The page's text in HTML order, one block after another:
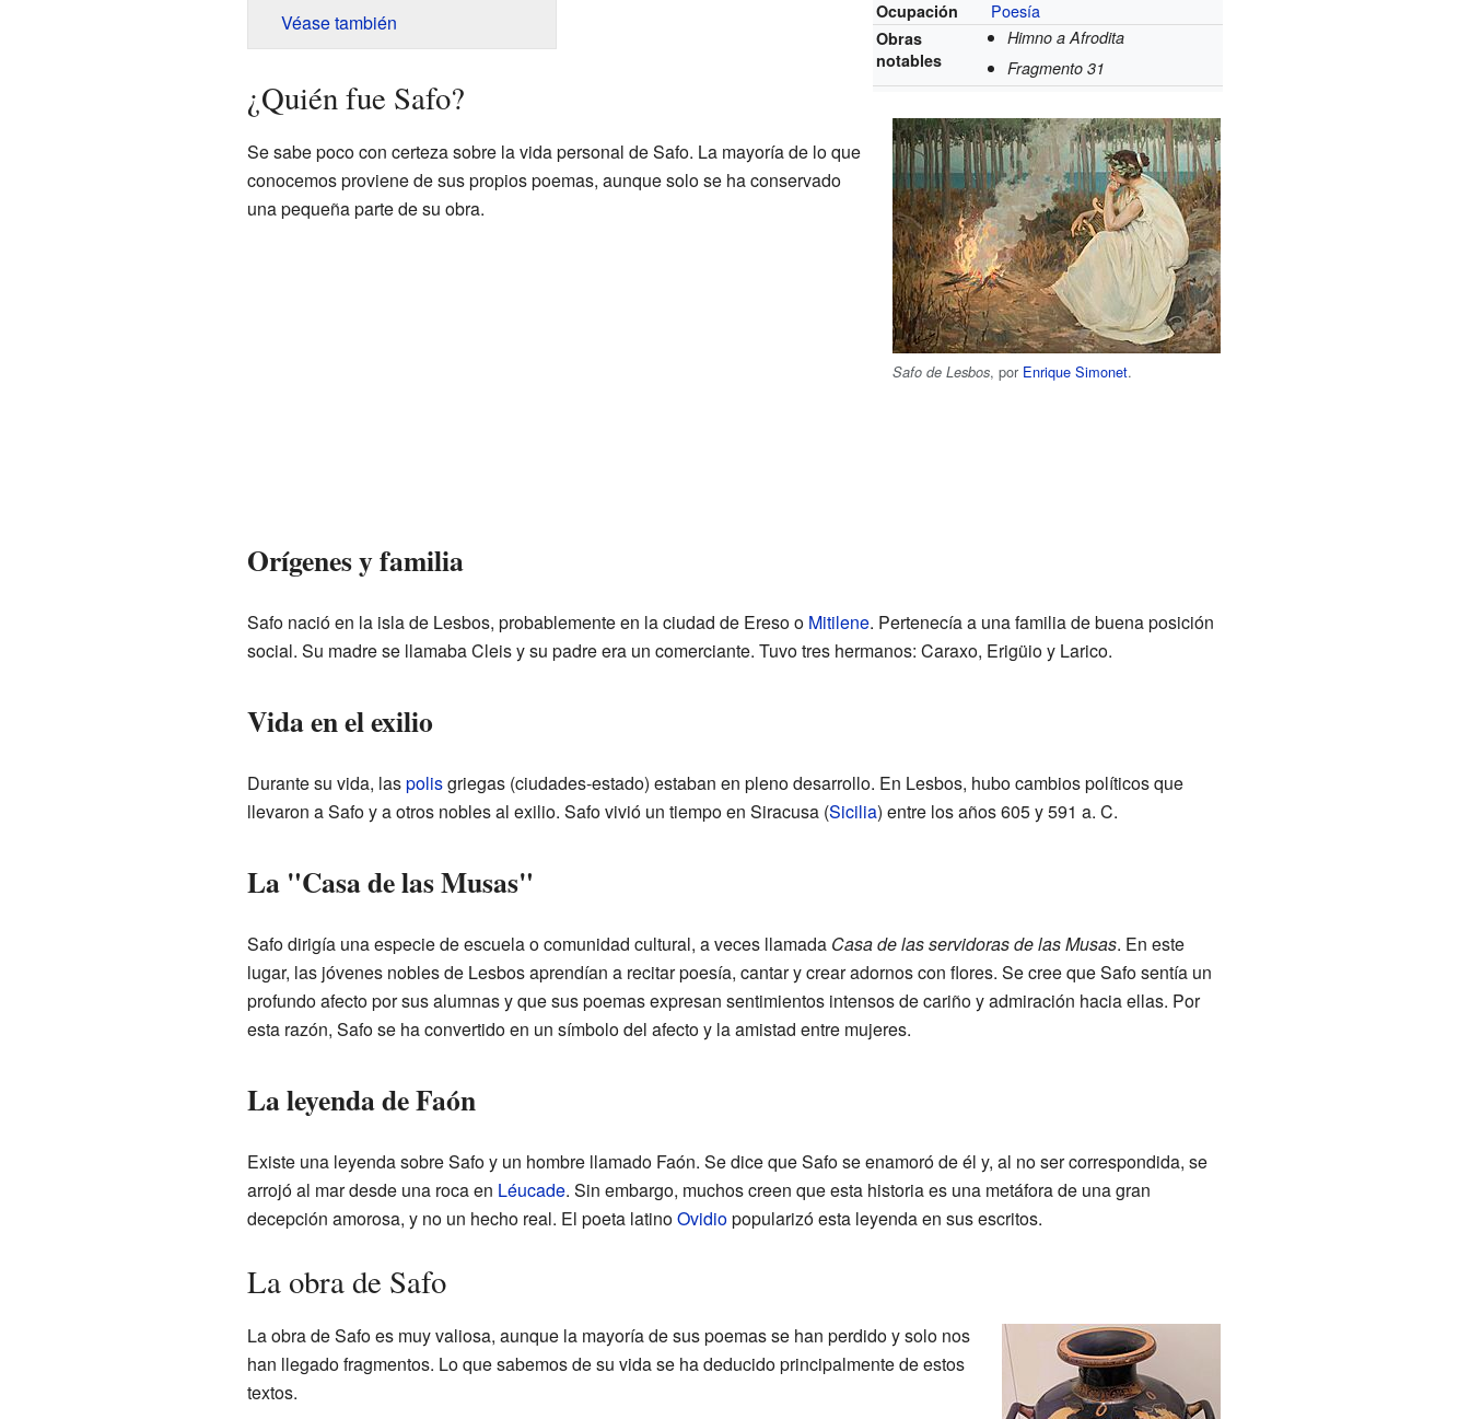
Ocupación
Poesía
Obras
notables
Himno a Afrodita
Fragmento 31
Safo de Lesbos, por Enrique Simonet.
Véase también
¿Quién fue Safo?
Se sabe poco con certeza sobre la vida personal de Safo. La mayoría de lo que
conocemos proviene de sus propios poemas, aunque solo se ha conservado
una pequeña parte de su obra.
Orígenes y familia
Safo nació en la isla de Lesbos, probablemente en la ciudad de Ereso o Mitilene. Pertenecía a una familia de buena posición
social. Su madre se llamaba Cleis y su padre era un comerciante. Tuvo tres hermanos: Caraxo, Erigüio y Larico.
Vida en el exilio
Durante su vida, laspolisgriegas (ciudades-estado) estaban en pleno desarrollo. En Lesbos, hubo cambios políticos que
llevaron a Safo y a otros nobles al exilio. Safo vivió un tiempo en Siracusa (Sicilia) entre los años 605 y 591 a. C.
La "Casa de las Musas"
Safo dirigía una especie de escuela o comunidad cultural, a veces llamada Casa de las servidoras de las Musas. En este
lugar, las jóvenes nobles de Lesbos aprendían a recitar poesía, cantar y crear adornos con flores. Se cree que Safo sentía un
profundo afecto por sus alumnas y que sus poemas expresan sentimientos intensos de cariño y admiración hacia ellas. Por
esta razón, Safo se ha convertido en un símbolo del afecto y la amistad entre mujeres.
La leyenda de Faón
Existe una leyenda sobre Safo y un hombre llamado Faón. Se dice que Safo se enamoró de él y, al no ser correspondida, se
arrojó al mar desde una roca en Léucade. Sin embargo, muchos creen que esta historia es una metáfora de una gran
decepción amorosa, y no un hecho real. El poeta latinoOvidiopopularizó esta leyenda en sus escritos.
La obra de Safo
La obra de Safo es muy valiosa, aunque la mayoría de sus poemas se han perdido y solo nos
han llegado fragmentos. Lo que sabemos de su vida se ha deducido principalmente de estos
textos.